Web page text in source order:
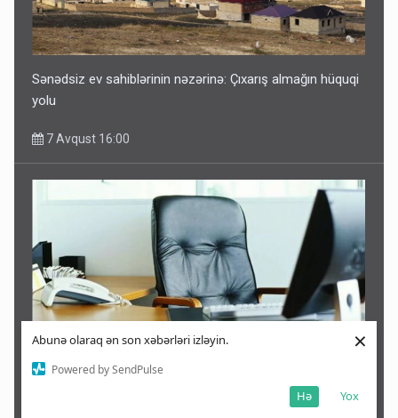
Abunə olaraq ən son xəbərləri izləyin.
Powered by SendPulse
Yox
Hə
×
Sənədsiz ev sahiblərinin nəzərinə: Çıxarış almağın hüquqi
yolu
7 Avqust 16:00
Azərbaycanda bu rayonlarda icra başçısı yoxdur -SİYAHI